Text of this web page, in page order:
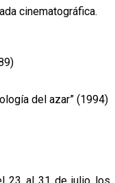
cinematográfica.
del azar” (1994)
23 al 31 de julio los